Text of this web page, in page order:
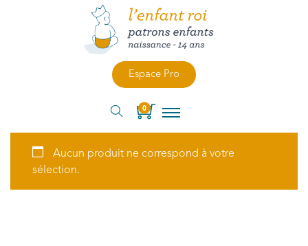
Espace Pro
0
Aucun produit ne correspond à votre
sélection.